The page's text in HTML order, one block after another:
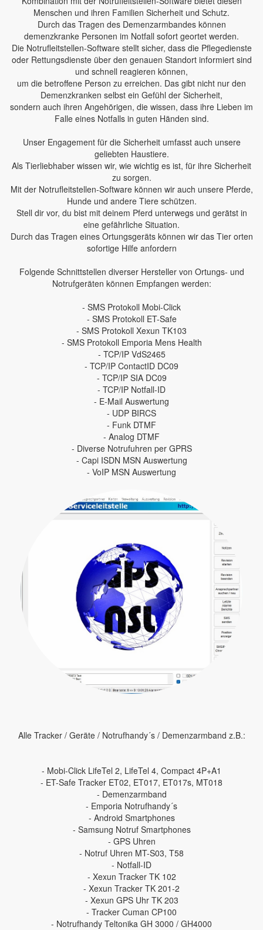
Menschen und ihren Familien Sicherheit und Schutz.
Durch das Tragen des Demenzarmbandes können
demenzkranke Personen im Notfall sofort geortet werden.
Die Notrufleitstellen-Software stellt sicher, dass die Pflegedienste
oder Rettungsdienste über den genauen Standort informiert sind
und schnell reagieren können,
um die betroffene Person zu erreichen. Das gibt nicht nur den
Demenzkranken selbst ein Gefühl der Sicherheit,
sondern auch ihren Angehörigen, die wissen, dass ihre Lieben im
Falle eines Notfalls in guten Händen sind.
Unser Engagement für die Sicherheit umfasst auch unsere
geliebten Haustiere.
Als Tierliebhaber wissen wir, wie wichtig es ist, für ihre Sicherheit
zu sorgen.
Mit der Notrufleitstellen-Software können wir auch unsere Pferde,
Hunde und andere Tiere schützen.
Stell dir vor, du bist mit deinem Pferd unterwegs und gerätst in
eine gefährliche Situation.
Durch das Tragen eines Ortungsgeräts können wir das Tier orten
sofortige Hilfe anfordern
Folgende Schnittstellen diverser Hersteller von Ortungs- und
Notrufgeräten können Empfangen werden:
- SMS Protokoll Mobi-Click
- SMS Protokoll ET-Safe
- SMS Protokoll Xexun TK103
- SMS Protokoll Emporia Mens Health
- TCP/IP VdS2465
- TCP/IP ContactID DC09
- TCP/IP SIA DC09
- TCP/IP Notfall-ID
- E-Mail Auswertung
- UDP BIRCS
- Funk DTMF
- Analog DTMF
- Diverse Notrufuhren per GPRS
- Capi ISDN MSN Auswertung
- VoIP MSN Auswertung
Alle Tracker / Geräte / Notrufhandy´s / Demenzarmband z.B.:
- Mobi-Click LifeTel 2, LifeTel 4, Compact 4P+A1
- ET-Safe Tracker ET02, ET017, ET017s, MT018
- Demenzarmband
- Emporia Notrufhandy´s
- Android Smartphones
- Samsung Notruf Smartphones
- GPS Uhren
- Notruf Uhren MT-S03, T58
- Notfall-ID
- Xexun Tracker TK 102
- Xexun Tracker TK 201-2
- Xexun GPS Uhr TK 203
- Tracker Cuman CP100
- Notrufhandy Teltonika GH 3000 / GH4000